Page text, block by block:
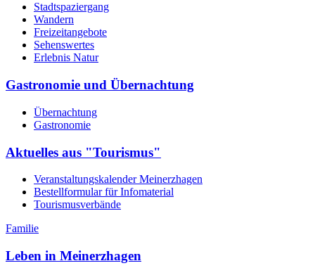
Stadtspaziergang
Wandern
Freizeitangebote
Sehenswertes
Erlebnis Natur
Gastronomie und Übernachtung
Übernachtung
Gastronomie
Aktuelles aus "Tourismus"
Veranstaltungskalender Meinerzhagen
Bestellformular für Infomaterial
Tourismusverbände
Familie
Leben in Meinerzhagen